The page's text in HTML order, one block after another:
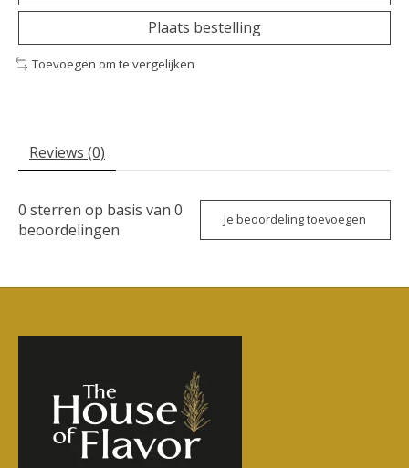
Plaats bestelling
Toevoegen om te vergelijken
Reviews (0)
0 sterren op basis van 0
beoordelingen
Je beoordeling toevoegen